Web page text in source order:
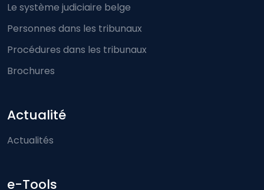
Le système judiciaire belge
Personnes dans les tribunaux
Procédures dans les tribunaux
Brochures
Actualité
Actualités
e-Tools